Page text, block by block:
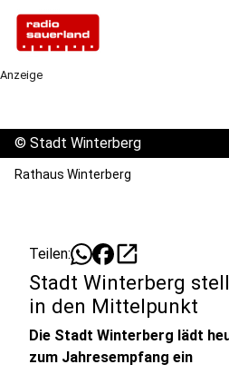
Anzeige
© Stadt Winterberg
Rathaus Winterberg
Teilen: open_in_new
Stadt Winterberg
in den Mittelpunkt
Die Stadt Winterberg lädt
zum Jahresempfang ein